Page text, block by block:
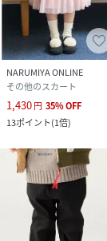
NARUMIYA ONLINE
その他のスカート
1,430円 35%OFF
13ポイント(1倍)